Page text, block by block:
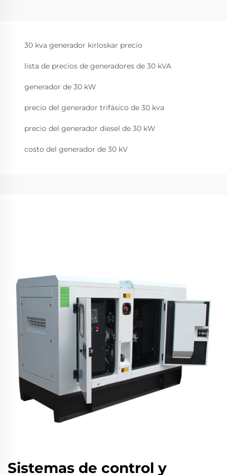
30 kva generador kirloskar precio
lista de precios de generadores de 30 kVA
generador de 30 kW
precio del generador trifásico de 30 kva
precio del generador diesel de 30 kW
costo del generador de 30 kV
Sistemas de control y